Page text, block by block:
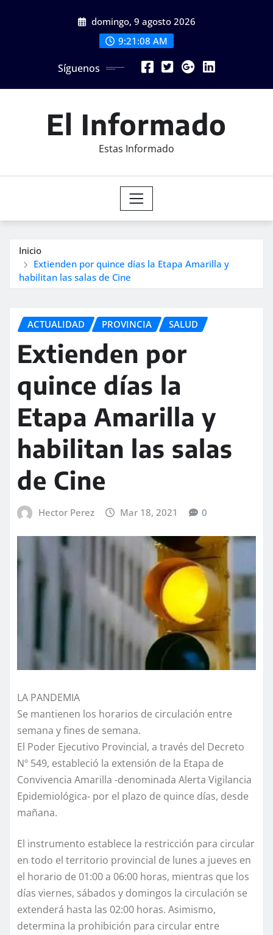
domingo, 9 agosto 2026
9:21:09 AM
Síguenos
El Informado
Estas Informado
Inicio
Extienden por quince días la Etapa Amarilla y
habilitan las salas de Cine
ACTUALIDAD PROVINCIA SALUD
Extienden por
quince días la
Etapa Amarilla y
habilitan las salas
de Cine
Hector Perez Mar 18, 2021 0
LA PANDEMIA
Se mantienen los horarios de circulación entre
semana y fines de semana.
El Poder Ejecutivo Provincial, a través del Decreto
Nº 549, estableció la extensión de la Etapa de
Convivencia Amarilla -denominada Alerta Vigilancia
Epidemiológica- por el plazo de quince días, desde
mañana.
El instrumento establece la restricción para circular
en todo el territorio provincial de lunes a jueves en
el horario de 01:00 a 06:00 horas, mientras que los
días viernes, sábados y domingos la circulación se
extenderá hasta las 02:00 horas. Asimismo,
determina la prohibición para circular entre